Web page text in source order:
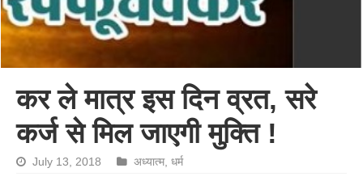
कर ले मात्र इस दिन व्रत, सरे
कर्ज से मिल जाएगी मुक्ति !
July 13, 2018 अध्यात्म,धर्म